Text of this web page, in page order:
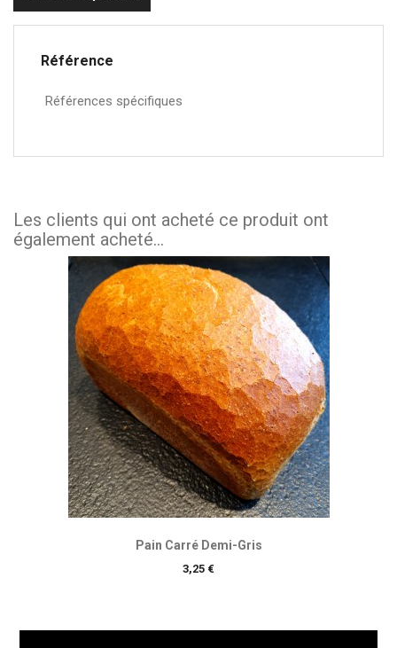
Référence
Références spécifiques
Les clients qui ont acheté ce produit ont
également acheté...
Pain Carré Demi-Gris
Prix
3,25 €